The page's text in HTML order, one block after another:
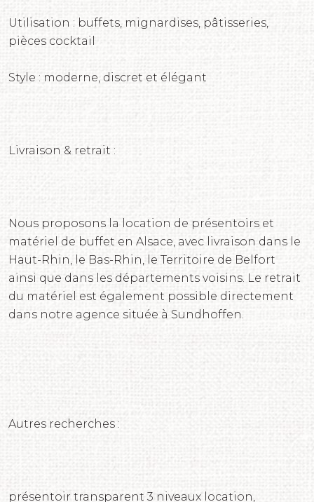
Utilisation : buffets, mignardises, pâtisseries,
pièces cocktail
Style : moderne, discret et élégant
Livraison & retrait :
Nous proposons la location de présentoirs et
matériel de buffet en Alsace, avec livraison dans le
Haut-Rhin, le Bas-Rhin, le Territoire de Belfort
ainsi que dans les départements voisins. Le retrait
du matériel est également possible directement
dans notre agence située à Sundhoffen.
Autres recherches :
présentoir transparent 3 niveaux location,